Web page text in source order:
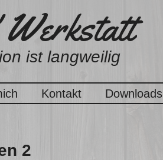
ist langweilig
Kontakt Downloads
2